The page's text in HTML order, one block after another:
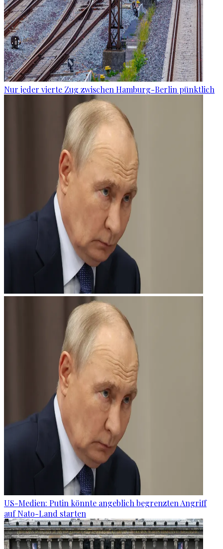
Nur jeder vierte Zug zwischen Hamburg-Berlin pünktlich
US-Medien: Putin könnte angeblich begrenzten Angriff
auf Nato-Land starten